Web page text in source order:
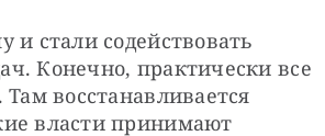
стали содействовать
Конечно, практически все
восстанавливается
власти принимают